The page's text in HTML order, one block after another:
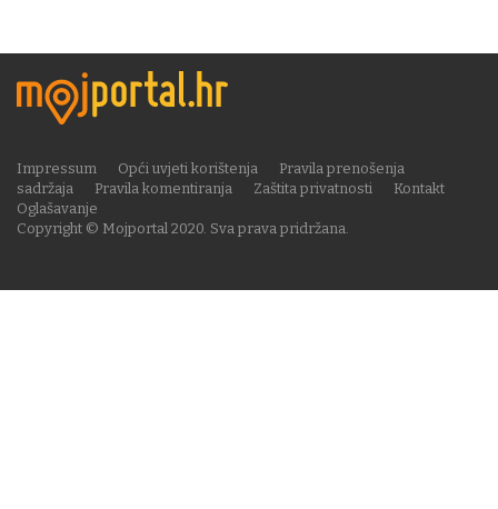
Copyright © Mojportal 2020. Sva prava pridržana.
Impressum Opći uvjeti korištenja
Pravila prenošenja
sadržaja
Pravila komentiranja Zaštita privatnosti
Kontakt
Oglašavanje